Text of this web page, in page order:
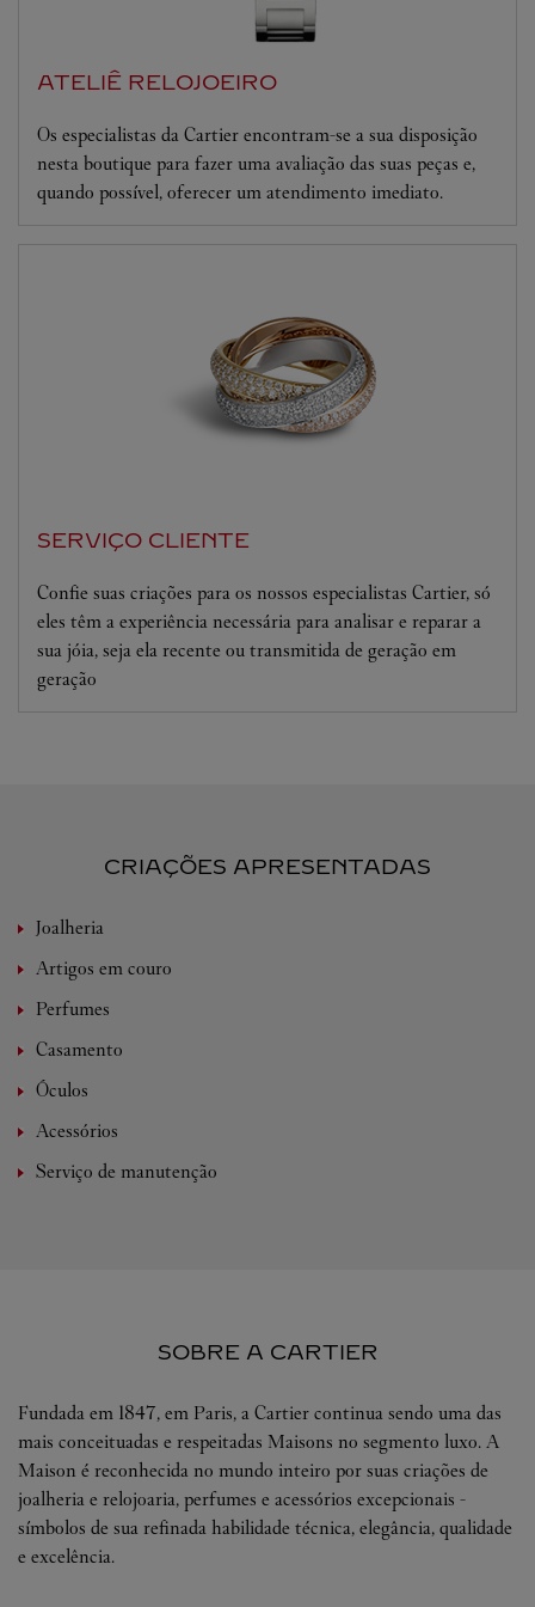
ATELIÊ RELOJOEIRO
Os especialistas da Cartier encontram-se a sua disposição
nesta boutique para fazer uma avaliação das suas peças e,
quando possível, oferecer um atendimento imediato.
SERVIÇO CLIENTE
Confie suas criações para os nossos especialistas Cartier, só
eles têm a experiência necessária para analisar e reparar a
sua jóia, seja ela recente ou transmitida de geração em
geração
CRIAÇÕES APRESENTADAS
Joalheria
Artigos em couro
Perfumes
Casamento
Óculos
Acessórios
Serviço de manutenção
SOBRE A CARTIER
Fundada em 1847, em Paris, a Cartier continua sendo uma das
mais conceituadas e respeitadas Maisons no segmento luxo. A
Maison é reconhecida no mundo inteiro por suas criações de
joalheria e relojoaria, perfumes e acessórios excepcionais -
símbolos de sua refinada habilidade técnica, elegância, qualidade
e excelência.